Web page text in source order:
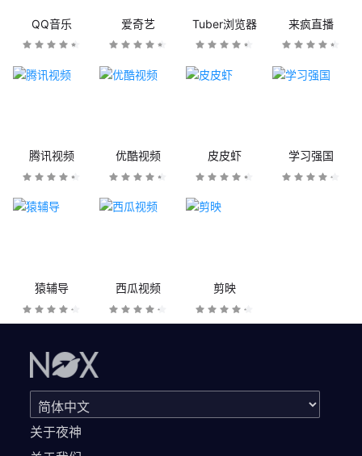
QQ音乐 爱奇艺 Tuber浏览器 来疯直播
腾讯视频 优酷视频 皮皮虾 学习强国
猿辅导 西瓜视频 剪映
关于夜神